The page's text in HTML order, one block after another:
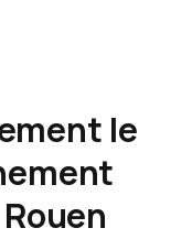
le